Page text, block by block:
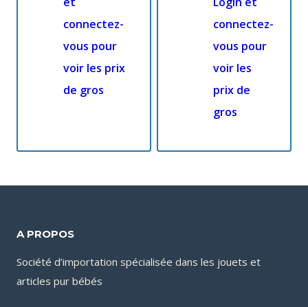
connectez-
vous pour
voir les prix
de gros
connectez-
vous pour
voir les
prix de
gros
A PROPOS
Société d’importation spécialisée dans les jouets et
articles pur bébés